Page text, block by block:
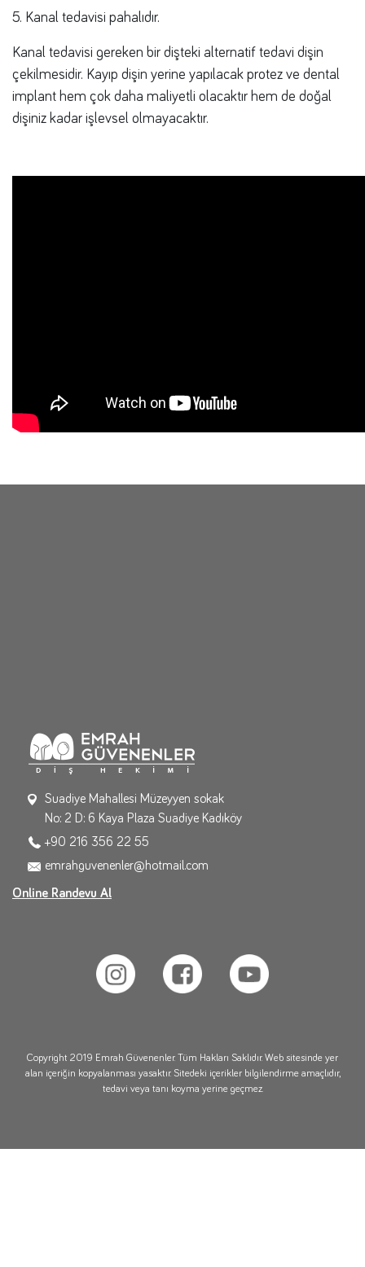
5. Kanal tedavisi pahalıdır.
Kanal tedavisi gereken bir dişteki alternatif tedavi dişin
çekilmesidir. Kayıp dişin yerine yapılacak protez ve dental
implant hem çok daha maliyetli olacaktır hem de doğal
dişiniz kadar işlevsel olmayacaktır.
Suadiye Mahallesi Müzeyyen sokak
No: 2 D: 6 Kaya Plaza Suadiye Kadıköy
+90 216 356 22 55
emrahguvenenler@hotmail.com
Online Randevu Al
Copyright 2019 Emrah Güvenenler. Tüm Hakları Saklıdır. Web sitesinde yer
alan içeriğin kopyalanması yasaktır. Sitedeki içerikler bilgilendirme amaçlıdır,
tedavi veya tanı koyma yerine geçmez.